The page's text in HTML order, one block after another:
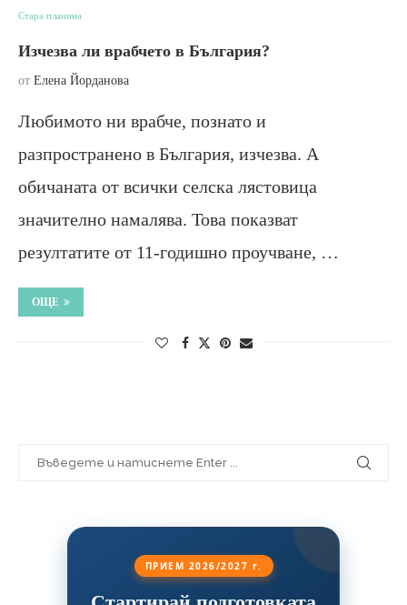
Стара планина
Изчезва ли врабчето в България?
от Елена Йорданова
Любимото ни врабче, познато и
разпространено в България, изчезва. А
обичаната от всички селска лястовица
значително намалява. Това показват
резултатите от 11-годишно проучване, …
ОЩЕ
ПРИЕМ 2026/2027 г.